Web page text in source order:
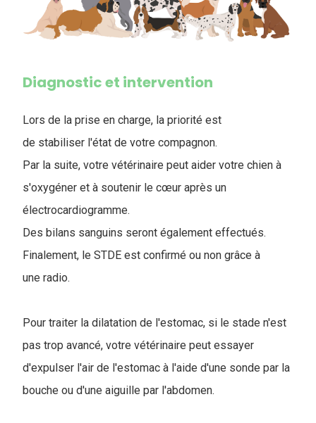
Diagnostic et intervention
Lors de la prise en charge, la priorité est
de stabiliser l'état de votre compagnon.
Par la suite, votre vétérinaire peut aider votre chien à
s'oxygéner et à soutenir le cœur après un
électrocardiogramme.
Des bilans sanguins seront également effectués.
Finalement, le STDE est confirmé ou non grâce à
une radio.
Pour traiter la dilatation de l'estomac, si le stade n'est
pas trop avancé, votre vétérinaire peut essayer
d'expulser l'air de l'estomac à l'aide d'une sonde par la
bouche ou d'une aiguille par l'abdomen.